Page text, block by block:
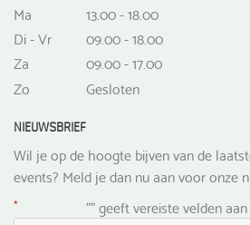
Ma
13.00 - 18.00
Di - Vr
09.00 - 18.00
Za
09.00 - 17.00
Zo
Gesloten
NIEUWSBRIEF
Wil je op de hoogte bijven van de
events? Meld je dan nu aan voor onze
"
* " geeft vereiste velden aan